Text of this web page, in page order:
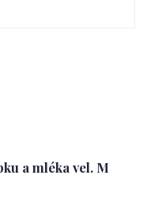
a mléka vel. M